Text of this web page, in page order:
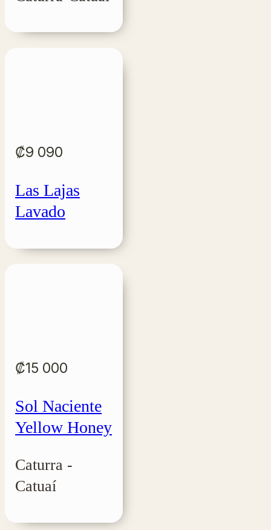
₡9 090
Las Lajas
Lavado
₡15 000
Sol Naciente
Yellow Honey
Caturra -
Catuaí